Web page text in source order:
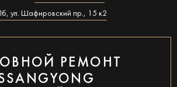
ул. Шафировский пр., 15 к2
РЕМОНТ